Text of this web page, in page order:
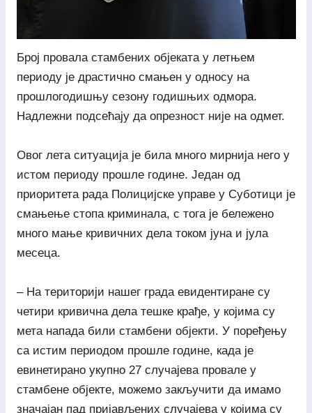
Број провала стамбених објеката у летњем
периоду је драстично смањен у односу на
прошлогодишњу сезону годишњих одмора.
Надлежни подсећају да опрезност није на одмет.
Овог лета ситуација је била много мирнија него у
истом периоду прошле године. Један од
приоритета рада Полицијске управе у Суботици је
смањење стопа криминала, с тога је бележено
много мање кривичних дела током јуна и јула
месеца.
– На територији нашег града евидентиране су
четири кривична дела тешке крађе, у којима су
мета напада били стамбени објекти. У поређењу
са истим периодом прошле године, када је
евинетирано укупно 27 случајева провале у
стамбене објекте, можемо закључити да имамо
значајан пад пријављених случајева у којима су